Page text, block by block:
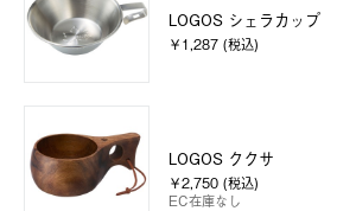
LOGOS シェラカップ
￥1,287 (税込)
LOGOS ククサ
￥2,750 (税込)
EC在庫なし